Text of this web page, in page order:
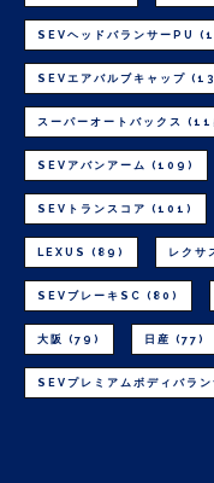
SEVヘッドバランサーPU
SEVエアバルブキャップ
スーパーオートバックス
SEVアバンアーム (109)
SEVトランスコア (101)
LEXUS (89) レクサ
SEVブレーキSC (80)
大阪 (79) 日産 (77)
SEVプレミアムボディバラン